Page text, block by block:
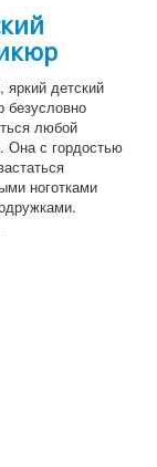
детский
безусловно
любой
Она с гордостью
ноготками